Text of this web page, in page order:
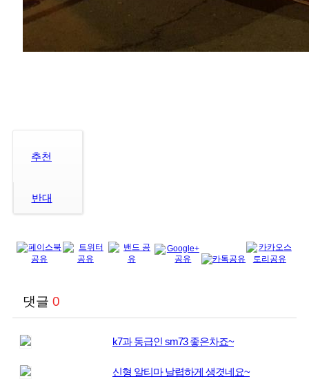
추천
반대
댓글 0
k7과 동급인 sm73 좋은차죠~
신형 알티마 날렵하게 생겻네요~